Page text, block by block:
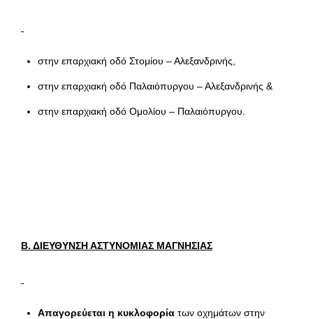
στην επαρχιακή οδό Στομίου – Αλεξανδρινής,
στην επαρχιακή οδό Παλαιόπυργου – Αλεξανδρινής &
στην επαρχιακή οδό Ομολίου – Παλαιόπυργου.
Β. ΔΙΕΥΘΥΝΣΗ ΑΣΤΥΝΟΜΙΑΣ ΜΑΓΝΗΣΙΑΣ
Απαγορεύεται η κυκλοφορία των οχημάτων στην